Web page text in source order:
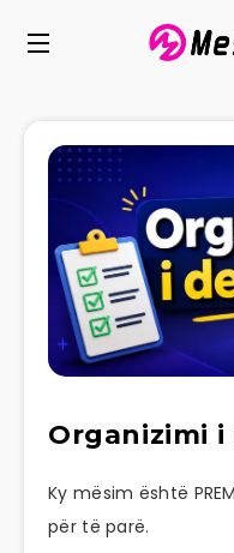
Organizimi i
Ky mësim është
për të parë.